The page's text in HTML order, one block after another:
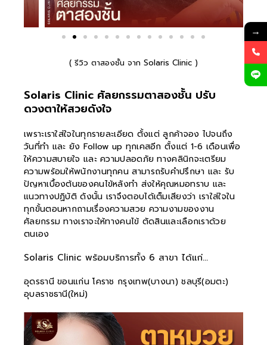
( รีวิว ตาสองชั้น จาก Solaris Clinic )
Solaris Clinic ศัลยกรรมตาสองชั้น ปรับ
ดวงตาให้สวยดังใจ
เพราะเราใส่ใจในทุกรายละเอียด ตั้งแต่ ลูกค้าจอง ไปจนถึง
วันที่ทำ และ ยัง Follow up ทุกเคสอีก ตั้งแต่ 1-6 เดือนเพื่อ
ให้ความสบายใจ และ ความปลอดภัย ทางคลินิกจะเตรียม
ความพร้อมให้พนักงานทุกคน สามารถรับคำปรึกษา และ รับ
ปัญหาเบื้องต้นของคนไข้หลังทำ ส่งให้คุณหมอทราบ และ
แนวทางปฏิบัติ ดังนั้น เราจึงตอบได้เต็มเสียงว่า เราใส่ใจใน
ทุกขั้นตอนหากถามเรื่องความสวย ความงามของงาน
ศัลยกรรม ทางเราจะให้ทางคนไข้ ตัดสินและเลือกเราด้วย
ตนเอง
Solaris Clinic พร้อมบริการทั้ง 6 สาขา ได้แก่...
อุดรธานี ขอนแก่น โคราช กรุงเทพ(บางนา) ชลบุรี(อมตะ)
อุบลราชธานี(ใหม่)
→